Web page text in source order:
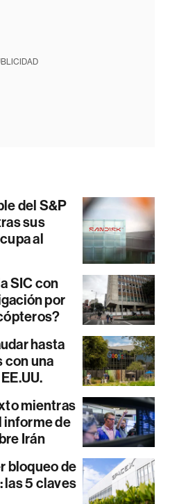
del S&P
sus
al
SIC con
por
hasta
una
mientras
informe de
Irán
bloqueo de
las 5 claves